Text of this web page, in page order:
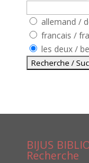
allemand /
francais /
les deux /
BIJUS
Recherche